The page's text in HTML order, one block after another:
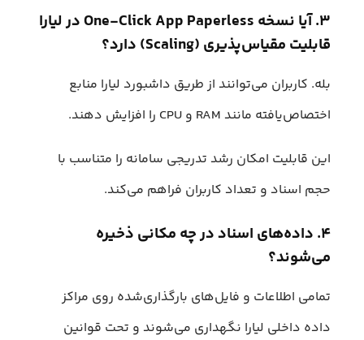
۳. آیا نسخه One-Click App Paperless در لیارا
قابلیت مقیاس‌پذیری (Scaling) دارد؟
بله. کاربران می‌توانند از طریق داشبورد لیارا منابع
اختصاص‌یافته مانند RAM و CPU را افزایش دهند.
این قابلیت امکان رشد تدریجی سامانه را متناسب با
حجم اسناد و تعداد کاربران فراهم می‌کند.
۴. داده‌های اسناد در چه مکانی ذخیره
می‌شوند؟
تمامی اطلاعات و فایل‌های بارگذاری‌شده روی مراکز
داده داخلی لیارا نگهداری می‌شوند و تحت قوانین